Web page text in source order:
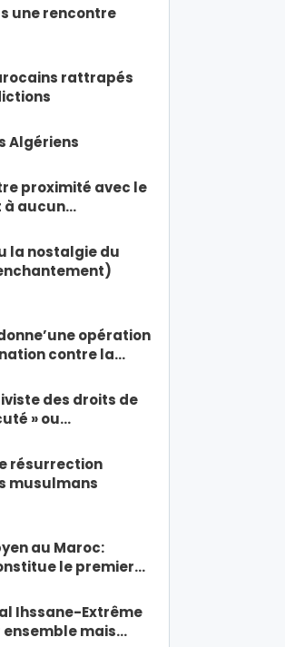
une rencontre
rattrapés
Algériens
proximité avec le
à aucun…
la nostalgie du
opération
contre la…
des droits de
» ou…
résurrection
musulmans
au Maroc:
le premier…
Ihssane-Extrême
mais…